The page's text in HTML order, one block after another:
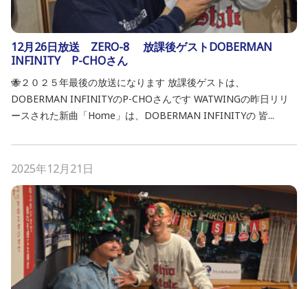
12月26日放送 ZERO-8 放課後ゲストDOBERMAN
INFINITY P-CHOさん
🐝２０２５年最後の放送になります 放課後ゲストは、
DOBERMAN INFINITYのP-CHOさんです WATWINGの昨日リリ
ースされた新曲「Home」は、DOBERMAN INFINITYの 皆...
2025年12月21日